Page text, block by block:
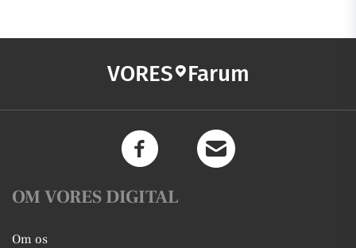
VORES Farum
OM VORES DIGITAL
Om os